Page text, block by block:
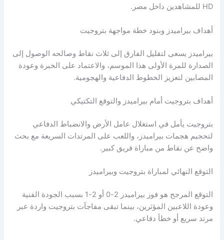
HD للمشاهدين داخل مصر.
أهداف بيراميدز وبنود خطة مواجهة بتروجيت
بيراميدز يسعى لتقليل الفارق إلى ثلاث نقاط وصالحه الوصول إلى
الصدارة للمرة الأولى هذا الموسم، والاعتماد على الخبرة وعودة
المصابين لتعزيز الخطوط الدفاعية والهجومية.
أهداف بتروجيت أمام بيراميدز والتوقع التكتيكي
بتروجيت يأمل في استغلال عامل الأرض والانضباط الدفاعي
لتحجيم هجمات بيراميدز، واللعب على المرتدات السريعة مع بحث
واضح عن نقاط من مباراة فريق كبير.
التوقع النهائي لمباراة بتروجيت وبيراميدز
التوقع المرجح هو فوز بيراميدز 2-0 أو 2-1 بسبب الجودة الفنية
وعودة اللاعبين المؤثرين، بينما تبقى مفاجآت بتروجيت واردة عبر
مرتد سريع أو خطأ دفاعي.